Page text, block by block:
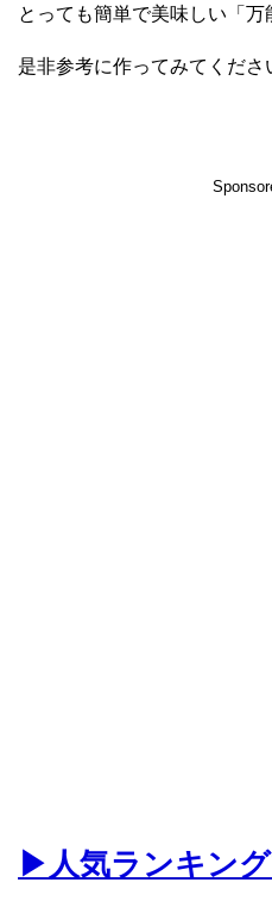
とっても簡単で美味しい「万
是非参考に作ってみてくださ
▶人気ランキン